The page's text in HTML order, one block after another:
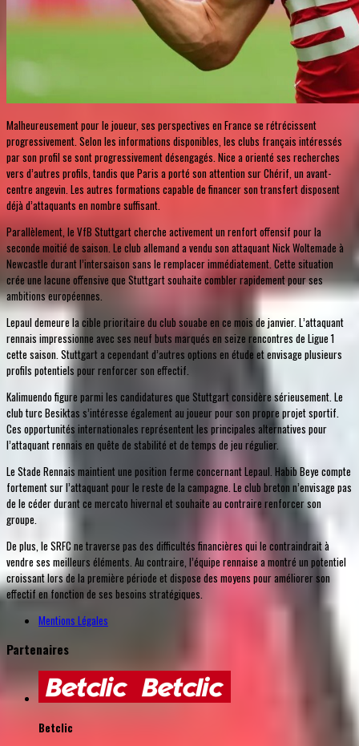
Malheureusement pour le joueur, ses perspectives en France se rétrécissent
progressivement. Selon les informations disponibles, les clubs français intéressés
par son profil se sont progressivement désengagés. Nice a orienté ses recherches
vers d’autres profils, tandis que Paris a porté son attention sur Chérif, un avant-
centre angevin. Les autres formations capable de financer son transfert disposent
déjà d’attaquants en nombre suffisant.
Parallèlement, le VfB Stuttgart cherche activement un renfort offensif pour la
seconde moitié de saison. Le club allemand a vendu son attaquant Nick Woltemade à
Newcastle durant l’intersaison sans le remplacer immédiatement. Cette situation
crée une lacune offensive que Stuttgart souhaite combler rapidement pour ses
ambitions européennes.
Lepaul demeure la cible prioritaire du club souabe en ce mois de janvier. L’attaquant
rennais impressionne avec ses neuf buts marqués en seize rencontres de Ligue 1
cette saison. Stuttgart a cependant d’autres options en étude et envisage plusieurs
profils potentiels pour renforcer son effectif.
Kalimuendo figure parmi les candidatures que Stuttgart considère sérieusement. Le
club turc Besiktas s’intéresse également au joueur pour son propre projet sportif.
Ces opportunités internationales représentent les principales alternatives pour
l’attaquant rennais en quête de stabilité et de temps de jeu régulier.
Le Stade Rennais maintient une position ferme concernant Lepaul. Habib Beye compte
fortement sur l’attaquant pour le reste de la campagne. Le club breton n’envisage pas
de le céder durant ce mercato hivernal et souhaite au contraire renforcer son
groupe.
De plus, le SRFC ne traverse pas des difficultés financières qui le contraindrait à
vendre ses meilleurs éléments. Au contraire, l’équipe rennaise a montré un potentiel
croissant lors de la première période et dispose des moyens pour améliorer son
effectif en fonction de ses besoins stratégiques.
Mentions Légales
Partenaires
Betclic